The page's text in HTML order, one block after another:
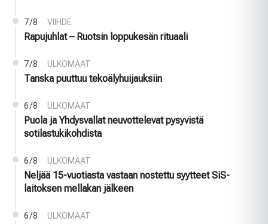
7/8 VIIHDE
Rapujuhlat – Ruotsin loppukesän rituaali
7/8 ULKOMAAT
Tanska puuttuu tekoälyhuijauksiin
6/8 ULKOMAAT
Puola ja Yhdysvallat neuvottelevat pysyvistä
sotilastukikohdista
6/8 ULKOMAAT
Neljää 15-vuotiasta vastaan nostettu syytteet SiS-
laitoksen mellakan jälkeen
6/8 ULKOMAAT